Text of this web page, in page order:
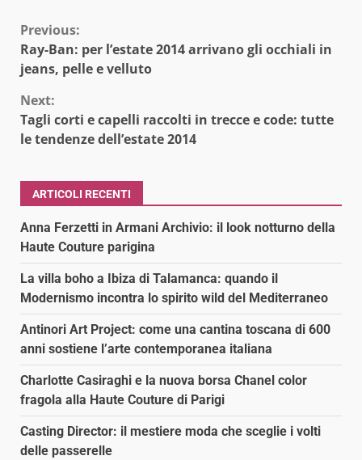
Continue
Reading
Previous:
Ray-Ban: per l’estate 2014 arrivano gli occhiali in
jeans, pelle e velluto
Next:
Tagli corti e capelli raccolti in trecce e code: tutte
le tendenze dell’estate 2014
ARTICOLI RECENTI
Anna Ferzetti in Armani Archivio: il look notturno della
Haute Couture parigina
La villa boho a Ibiza di Talamanca: quando il
Modernismo incontra lo spirito wild del Mediterraneo
Antinori Art Project: come una cantina toscana di 600
anni sostiene l’arte contemporanea italiana
Charlotte Casiraghi e la nuova borsa Chanel color
fragola alla Haute Couture di Parigi
Casting Director: il mestiere moda che sceglie i volti
delle passerelle